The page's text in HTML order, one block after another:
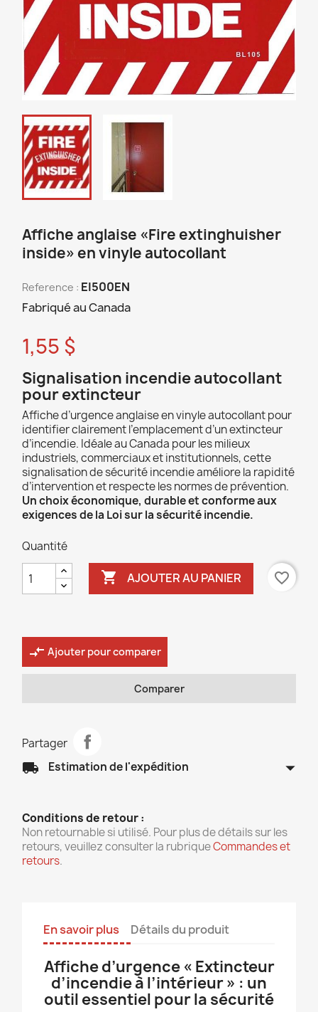
Affiche anglaise «Fire extinghuisher
inside» en vinyle autocollant
Reference : EI500EN
Fabriqué au Canada
1,55 $
Signalisation incendie autocollant
pour extincteur
Affiche d’urgence anglaise en vinyle autocollant pour
identifier clairement l’emplacement d’un extincteur
d’incendie. Idéale au Canada pour les milieux
industriels, commerciaux et institutionnels, cette
signalisation de sécurité incendie améliore la rapidité
d’intervention et respecte les normes de prévention.
Un choix économique, durable et conforme aux
exigences de la Loi sur la sécurité incendie.
Quantité
 AJOUTER AU PANIER favorite_border
compare_arrows Ajouter pour comparer
Comparer
Partager
local_shipping Estimation de l'expédition arrow_drop_down
Conditions de retour :
Non retournable si utilisé. Pour plus de détails sur les
retours, veuillez consulter la rubriqueCommandes et
retours.
En savoir plus Détails du produit
Affiche d’urgence « Extincteur
d’incendie à l’intérieur » : un
outil essentiel pour la sécurité